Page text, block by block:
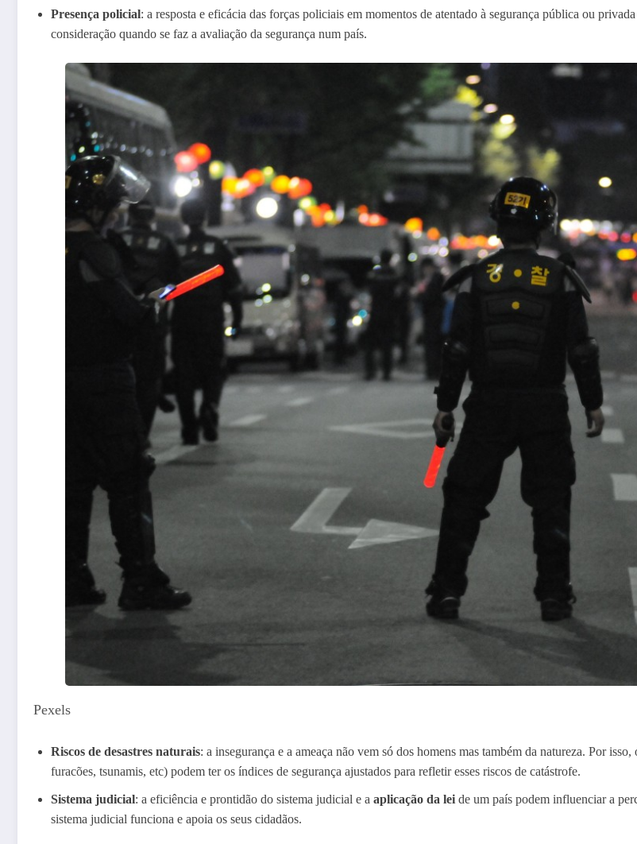
Presença policial: a resposta e eficácia das forças policiais em momentos de atentado à segurança pública ou
consideração quando se faz a avaliação da segurança num país.
Pexels
Riscos de desastres naturais: a insegurança e a ameaça não vem só dos homens mas também da natureza. Por isso,
furacões, tsunamis, etc) podem ter os índices de segurança ajustados para refletir esses riscos de catástrofe.
Sistema judicial: a eficiência e prontidão do sistema judicial e a aplicação da lei de um país podem influenciar a
sistema judicial funciona e apoia os seus cidadãos.